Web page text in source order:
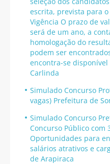
escrita, prevista para
Vigência O prazo de
será de um ano, a
homologação do
podem ser
encontra-se
Carlinda
Simulado Concurso
vagas) Prefeitura de
Simulado Concurso
Concurso Público com
Oportunidades para
salários atrativos e
de Arapiraca